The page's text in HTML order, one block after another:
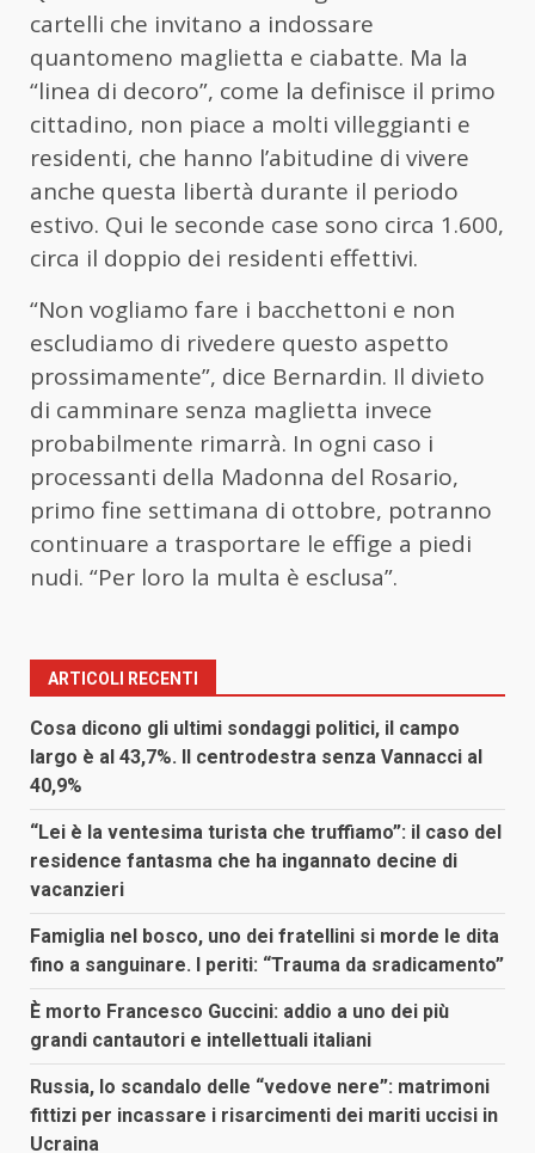
cartelli che invitano a indossare
quantomeno maglietta e ciabatte. Ma la
“linea di decoro”, come la definisce il primo
cittadino, non piace a molti villeggianti e
residenti, che hanno l’abitudine di vivere
anche questa libertà durante il periodo
estivo. Qui le seconde case sono circa 1.600,
circa il doppio dei residenti effettivi.
“Non vogliamo fare i bacchettoni e non
escludiamo di rivedere questo aspetto
prossimamente”, dice Bernardin. Il divieto
di camminare senza maglietta invece
probabilmente rimarrà. In ogni caso i
processanti della Madonna del Rosario,
primo fine settimana di ottobre, potranno
continuare a trasportare le effige a piedi
nudi. “Per loro la multa è esclusa”.
ARTICOLI RECENTI
Cosa dicono gli ultimi sondaggi politici, il campo
largo è al 43,7%. Il centrodestra senza Vannacci al
40,9%
“Lei è la ventesima turista che truffiamo”: il caso del
residence fantasma che ha ingannato decine di
vacanzieri
Famiglia nel bosco, uno dei fratellini si morde le dita
fino a sanguinare. I periti: “Trauma da sradicamento”
È morto Francesco Guccini: addio a uno dei più
grandi cantautori e intellettuali italiani
Russia, lo scandalo delle “vedove nere”: matrimoni
fittizi per incassare i risarcimenti dei mariti uccisi in
Ucraina